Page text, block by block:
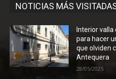
NOTICIAS MÁS
Interior valla
para hacer
que olviden
Antequera
28/05/2025